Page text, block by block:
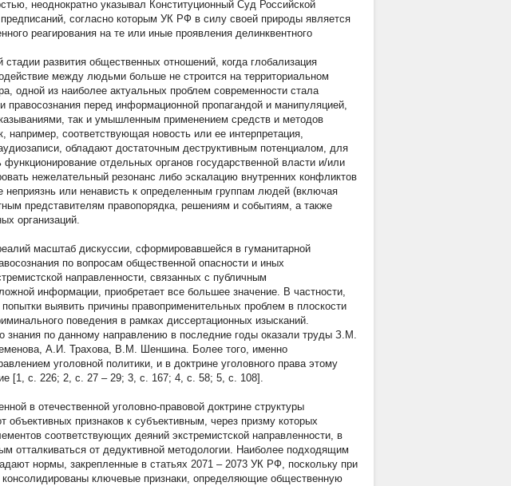
неоднократно указывал Конституционный Суд Российской
согласно которым УК РФ в силу своей природы является
реагирования на те или иные проявления делинквентного
развития общественных отношений, когда глобализация
между людьми больше не строится на территориальном
одной из наиболее актуальных проблем современности стала
правосознания перед информационной пропагандой и манипуляцией,
так и умышленным применением средств и методов
например, соответствующая новость или ее интерпретация,
обладают достаточным деструктивным потенциалом, для
отдельных органов государственной власти и/или
нежелательный резонанс либо эскалацию внутренних конфликтов
неприязнь или ненависть к определенным группам людей (включая
представителям правопорядка, решениям и событиям, а также
организаций.
масштаб дискуссии, сформировавшейся в гуманитарной
по вопросам общественной опасности и иных
направленности, связанных с публичным
информации, приобретает все большее значение. В частности,
выявить причины правоприменительных проблем в плоскости
поведения в рамках диссертационных изысканий.
знания по данному направлению в последние годы оказали труды З.М.
А.И. Трахова, В.М. Шеншина. Более того, именно
уголовной политики, и в доктрине уголовного права этому
[1, с. 226; 2, с. 27 – 29; 3, с. 167; 4, с. 58; 5, с. 108].
в отечественной уголовно-правовой доктрине структуры
объективных признаков к субъективным, через призму которых
соответствующих деяний экстремистской направленности, в
отталкиваться от дедуктивной методологии. Наиболее подходящим
нормы, закрепленные в статьях 2071 – 2073 УК РФ, поскольку при
консолидированы ключевые признаки, определяющие общественную